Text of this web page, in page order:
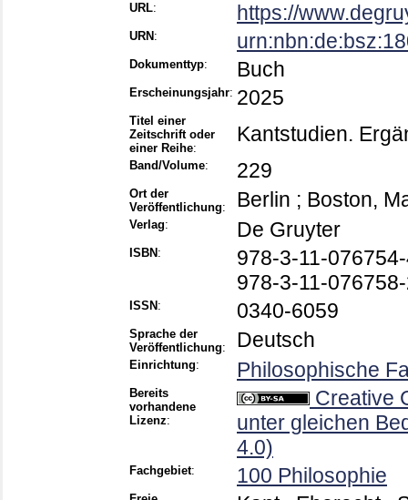
URL: https://
URN :
Dokumenttyp: Buch
Erscheinungsjahr: 2025
Titel einer
Zeitschrift oder
einer Reihe:
Kantstudien.
Band/Volume: 229
Ort der
Veröffentlichung: Berlin ; Boston,
Verlag: De Gruyter
ISBN :
978-3-11-
978-3-11-
ISSN : 0340-6059
Sprache der
Veröffentlichung: Deutsch
Einrichtung: Philosophische
Bereits
vorhandene
Lizenz:
Creative
unter gleichen
4.0)
Fachgebiet: 100 Philosophie